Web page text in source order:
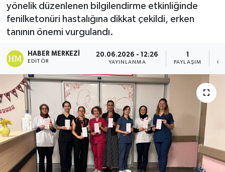
yönelik düzenlenen bilgilendirme etkinliğinde
fenilketonüri hastalığına dikkat çekildi, erken
tanının önemi vurgulandı.
HABER MERKEZI
EDITÖR
20.06.2026 - 12:26
YAYINLANMA PAYLAŞIM
Spor
Magazin
Son Dakika Haberleri